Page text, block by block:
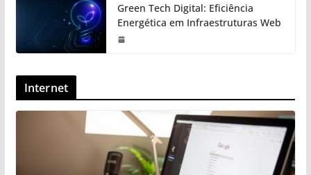
Green Tech Digital: Eficiência
Energética em Infraestruturas Web
Internet